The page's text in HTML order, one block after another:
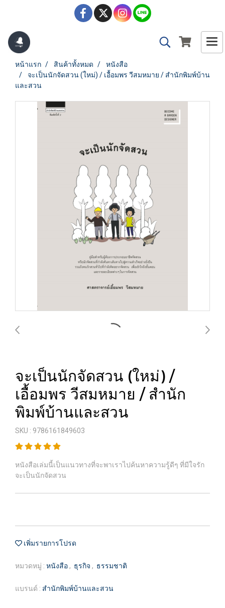
หน้าแรก สินค้าทั้งหมด
หนังสือ
จะเป็นนักจัดสวน (ใหม่) / เอื้อมพร วีสมหมาย / สำนักพิมพ์บ้าน
และสวน
จะเป็นนักจัดสวน (ใหม่) /
เอื้อมพร วีสมหมาย / สำนัก
พิมพ์บ้านและสวน
SKU : 9786161849603
หนังสือเล่มนี้เป็นแนวทางที่จะพาเราไปค้นหาความรู้ดีๆ ที่มีใจรัก
จะเป็นนักจัดสวน
เพิ่มรายการโปรด
หมวดหมู่ : หนังสือ , ธุรกิจ , ธรรมชาติ
แบรนด์ : สำนักพิมพ์บ้านและสวน